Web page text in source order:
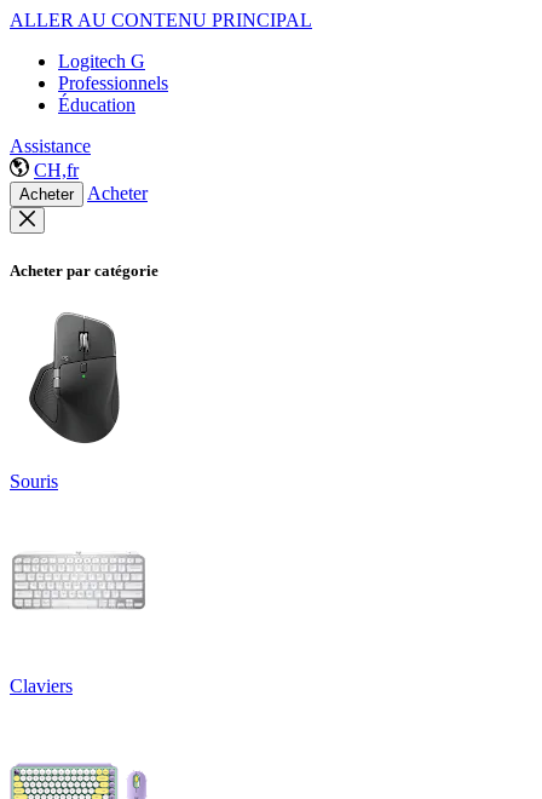
ALLER AU CONTENU PRINCIPAL
Logitech G
Professionnels
Éducation
Assistance
CH,fr
Acheter Acheter
Acheter par catégorie
Souris
Claviers